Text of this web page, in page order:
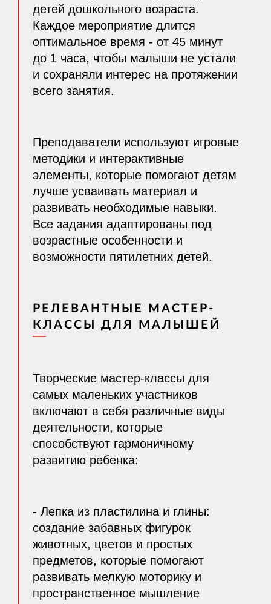
детей дошкольного возраста.
Каждое мероприятие длится
оптимальное время - от 45 минут
до 1 часа, чтобы малыши не устали
и сохраняли интерес на протяжении
всего занятия.
Преподаватели используют игровые
методики и интерактивные
элементы, которые помогают детям
лучше усваивать материал и
развивать необходимые навыки.
Все задания адаптированы под
возрастные особенности и
возможности пятилетних детей.
РЕЛЕВАНТНЫЕ МАСТЕР-
КЛАССЫ ДЛЯ МАЛЫШЕЙ
Творческие мастер-классы для
самых маленьких участников
включают в себя различные виды
деятельности, которые
способствуют гармоничному
развитию ребенка:
- Лепка из пластилина и глины:
создание забавных фигурок
животных, цветов и простых
предметов, которые помогают
развивать мелкую моторику и
пространственное мышление